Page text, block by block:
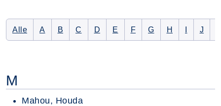
AlleAlle Dozenten auflisten
Nur Dozenten mit folgendem
A Nur Dozenten mit folgendem
B Nur Dozenten mit folgendem
C Nur Dozenten mit folgendem
D Nur Dozenten mit
E Nur Dozenten mit
F Nur Dozenten mit
G Nur
H NurNur
J
M
Mahou, Houda